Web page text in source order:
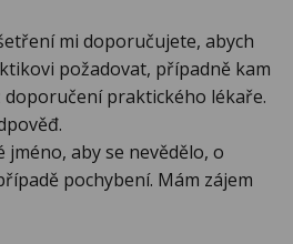
mi doporučujete, abych
požadovat, případně kam
doporučení praktického lékaře.
jméno, aby se nevědělo, o
pochybení. Mám zájem